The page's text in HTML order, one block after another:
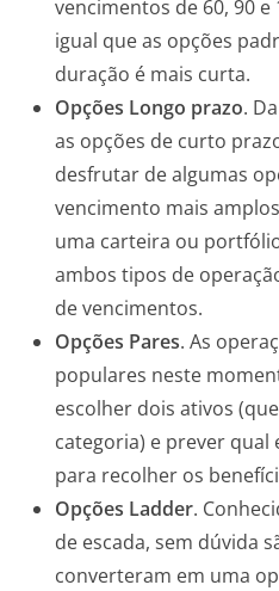
vencimentos de 60, 90
igual que as opções
duração é mais curta.
Opções Longo prazo.
as opções de curto
desfrutar de algumas
vencimento mais
uma carteira ou
ambos tipos de
de vencimentos.
Opções Pares. As
populares neste
escolher dois ativos
categoria) e prever
para recolher os
Opções Ladder.
de escada, sem dúvida
converteram em uma